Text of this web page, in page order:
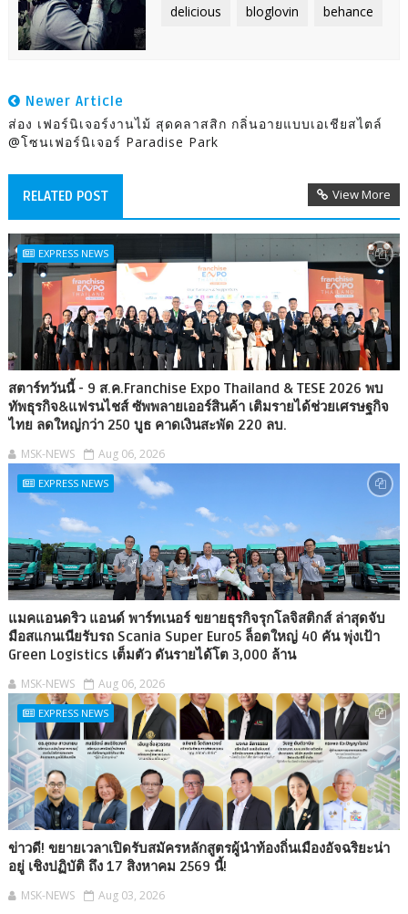
delicious bloglovin behance
Newer Article
ส่อง เฟอร์นิเจอร์งานไม้ สุดคลาสสิก กลิ่นอายแบบเอเชียสไตล์
@โซนเฟอร์นิเจอร์ Paradise Park
RELATED POST View More
EXPRESS NEWS
สตาร์ทวันนี้ - 9 ส.ค.Franchise Expo Thailand & TESE 2026 พบ
ทัพธุรกิจ&แฟรนไชส์ ซัพพลายเออร์สินค้า เติมรายได้ช่วยเศรษฐกิจ
ไทย ลดใหญ่กว่า 250 บูธ คาดเงินสะพัด 220 ลบ.
MSK-NEWS Aug 06, 2026
EXPRESS NEWS
แมคแอนดริว แอนด์ พาร์ทเนอร์ ขยายธุรกิจรุกโลจิสติกส์ ล่าสุดจับ
มือสแกนเนียรับรถ Scania Super Euro5 ล็อตใหญ่ 40 คัน พุ่งเป้า
Green Logistics เต็มตัว ดันรายได้โต 3,000 ล้าน
MSK-NEWS Aug 06, 2026
EXPRESS NEWS
ข่าวดี! ขยายเวลาเปิดรับสมัครหลักสูตรผู้นำท้องถิ่นเมืองอัจฉริยะน่า
อยู่ เชิงปฏิบัติ ถึง 17 สิงหาคม 2569 นี้!
MSK-NEWS Aug 03, 2026